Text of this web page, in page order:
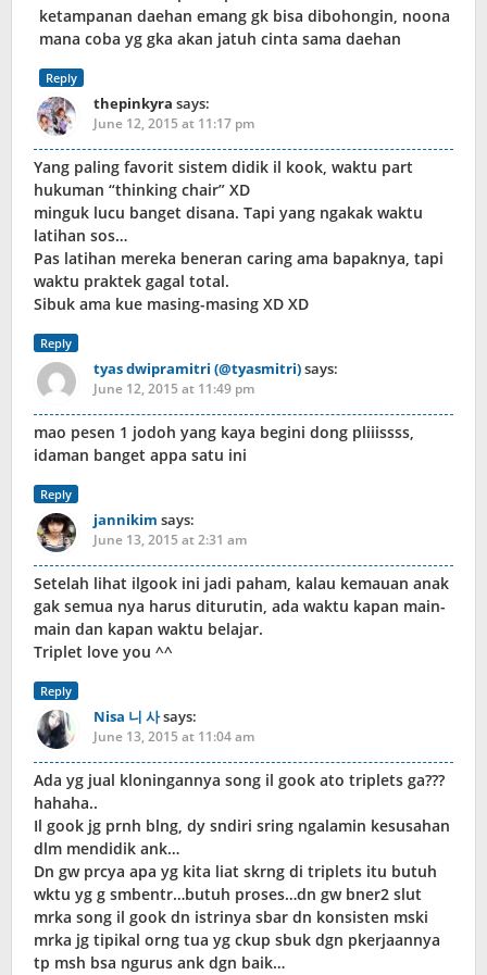
ketampanan daehan emang gk bisa dibohongin, noona
mana coba yg gka akan jatuh cinta sama daehan
Reply
thepinkyra says:
June 12, 2015 at 11:17 pm
Yang paling favorit sistem didik il kook, waktu part
hukuman “thinking chair” XD
minguk lucu banget disana. Tapi yang ngakak waktu
latihan sos…
Pas latihan mereka beneran caring ama bapaknya, tapi
waktu praktek gagal total.
Sibuk ama kue masing-masing XD XD
Reply
tyas dwipramitri (@tyasmitri)says:
June 12, 2015 at 11:49 pm
mao pesen 1 jodoh yang kaya begini dong pliiissss,
idaman banget appa satu ini
Reply
jannikim says:
June 13, 2015 at 2:31 am
Setelah lihat ilgook ini jadi paham, kalau kemauan anak
gak semua nya harus diturutin, ada waktu kapan main-
main dan kapan waktu belajar.
Triplet love you ^^
Reply
Nisa 니 사says:
June 13, 2015 at 11:04 am
Ada yg jual kloningannya song il gook ato triplets ga???
hahaha..
Il gook jg prnh blng, dy sndiri sring ngalamin kesusahan
dlm mendidik ank…
Dn gw prcya apa yg kita liat skrng di triplets itu butuh
wktu yg g smbentr…butuh proses…dn gw bner2 slut
mrka song il gook dn istrinya sbar dn konsisten mski
mrka jg tipikal orng tua yg ckup sbuk dgn pkerjaannya
tp msh bsa ngurus ank dgn baik…